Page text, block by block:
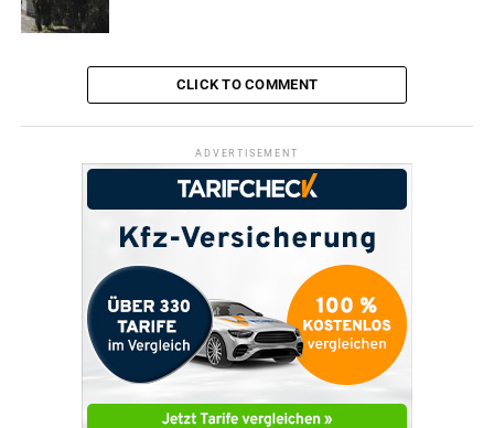
CLICK TO COMMENT
ADVERTISEMENT